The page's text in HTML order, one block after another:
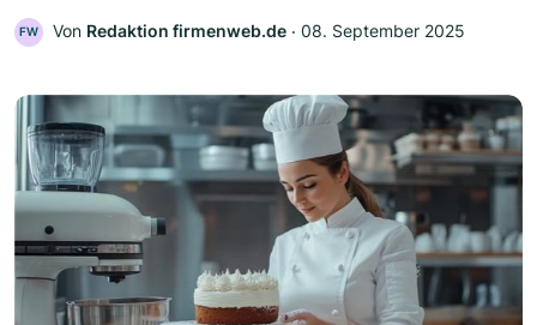
FW Von Redaktion firmenweb.de ‧ 08. September 2025